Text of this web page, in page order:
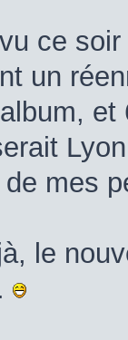
ce
un
de mes
le